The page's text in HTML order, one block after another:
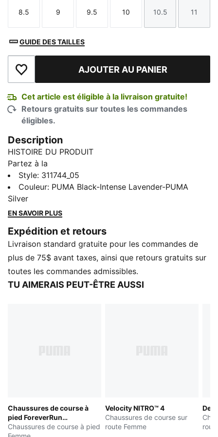
Taille
8.5
Taille
9
Taille
9.5
Taille
10
Taille
10.5
Taille
11
GUIDE DES TAILLES
Ajouter à la liste de souhaits
AJOUTER AU PANIER
Cet article est éligible à la livraison gratuite!
Retours gratuits sur toutes les commandes
éligibles.
Description
HISTOIRE DU PRODUIT
Partez à la
conquête de vos entraînements les plus difficiles avec
la chaussure d’entraînement PUMA par excellence.
Construite avec PUMAGRIP pour une adhérence
supérieure et PWRTAPE pour un soutien ciblé, ainsi
la stabilité pendant les soulevés. Les rainures
FUSEFLEX vous permettent de rester agile à chaque
mouvement.
CARACTÉRISTIQUES ET AVANTAGES
PROFOAM : EVA léger conçu pour amortir votre
Style: 311744_05
Couleur: PUMA Black-Intense Lavender-PUMA
Silver
EN SAVOIR PLUS
Expédition et retours
Livraison standard gratuite pour les commandes de
plus de 75$ avant taxes, ainsi que retours gratuits sur
toutes les commandes admissibles.
TU AIMERAIS PEUT-ÊTRE AUSSI
Chaussures de course à
pied ForeverRun
NITRO™ 2 Femme
Chaussures de course à pied
Velocity NITRO™ 4
Chaussures de course sur
route Femme